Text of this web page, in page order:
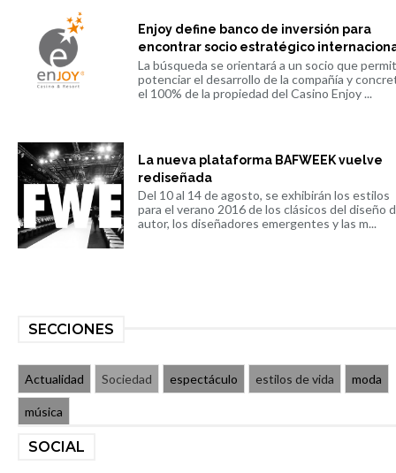
Enjoy define banco de inversión para
encontrar socio estratégico
La búsqueda se orientará a un socio que
potenciar el desarrollo de la compañía y
el 100% de la propiedad del Casino Enjoy ...
La nueva plataforma BAFWEEK vuelve
rediseñada
Del 10 al 14 de agosto, se exhibirán los estilos
para el verano 2016 de los clásicos del diseño
autor, los diseñadores emergentes y las m...
SECCIONES
Actualidad Sociedad espectáculo estilos de vida moda
música
SOCIAL